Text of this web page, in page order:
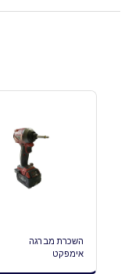
השכרת מברגה
אימפקט